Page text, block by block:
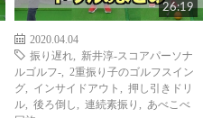
26:19
2020.04.04
振り遅れ
新井淳-スコアパーソナ
ルゴルフ-
2重振り子のゴルフスイン
グ
インサイドアウト
押し引きドリ
ル
後ろ倒し 連続素振り
あべこべ